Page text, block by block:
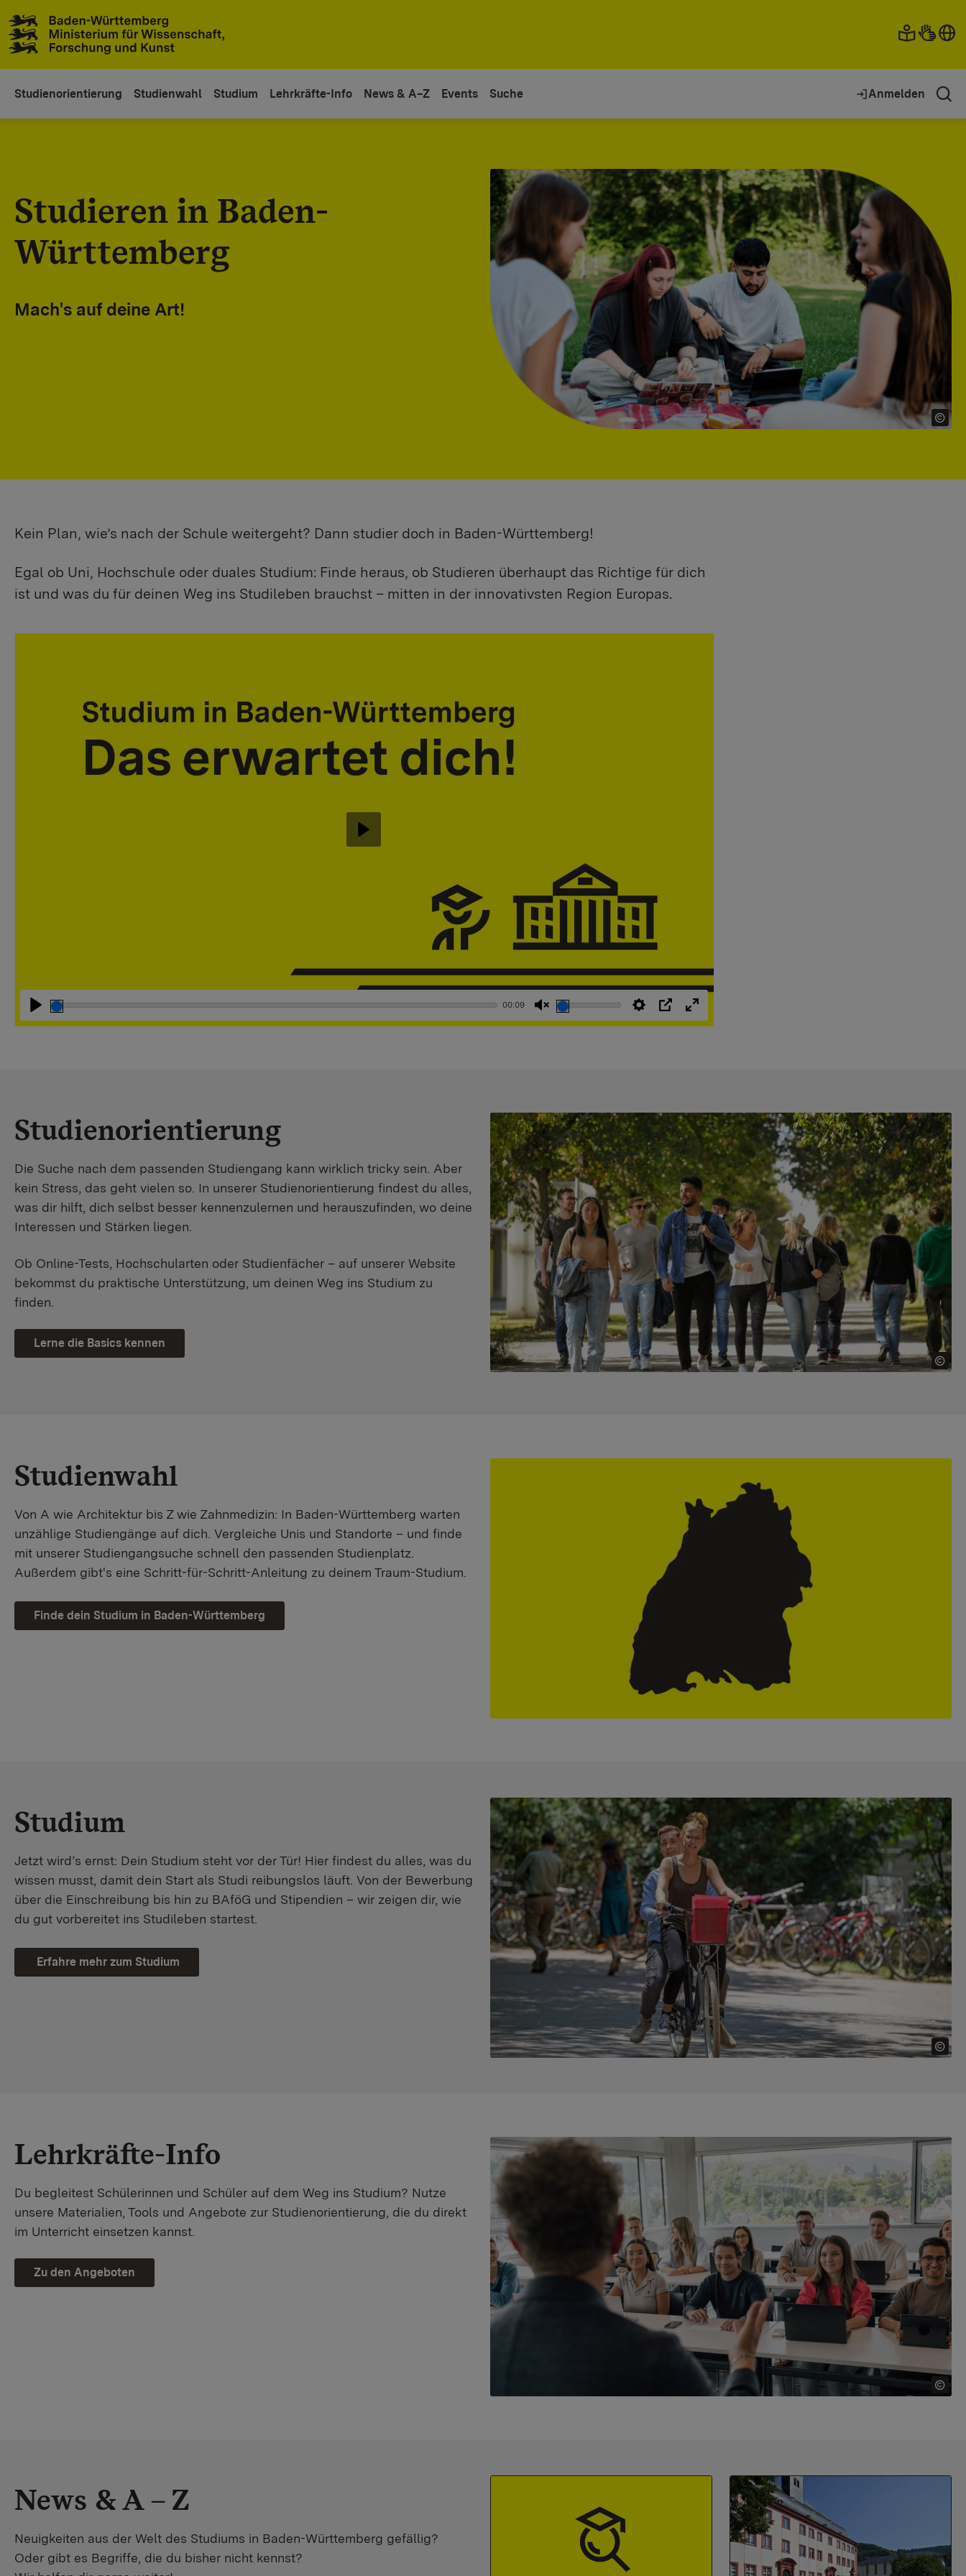
Studienorientierung Studienwahl Studium Lehrkräfte-Info News & A–Z Events Suche Anmelden
Studieren in Baden-
Württemberg
Mach's auf deine Art!
Kein Plan, wie’s nach der Schule weitergeht? Dann studier doch in Baden-Württemberg!
Egal ob Uni, Hochschule oder duales Studium: Finde heraus, ob Studieren überhaupt das Richtige für dich
ist und was du für deinen Weg ins Studileben brauchst – mitten in der innovativsten Region Europas.
Abspielen
00:09
StummschaltungEinstellungen
PIP Vollbild
Abspielen
Studienorientierung
Die Suche nach dem passenden Studiengang kann wirklich tricky sein. Aber
kein Stress, das geht vielen so. In unserer Studienorientierung findest du alles,
was dir hilft, dich selbst besser kennenzulernen und herauszufinden, wo deine
Interessen und Stärken liegen.
Ob Online-Tests, Hochschularten oder Studienfächer – auf unserer Website
bekommst du praktische Unterstützung, um deinen Weg ins Studium zu
finden.
Lerne die Basics kennen
Studienwahl
Von A wie Architektur bis Z wie Zahnmedizin: In Baden-Württemberg warten
unzählige Studiengänge auf dich. Vergleiche Unis und Standorte – und finde
mit unserer Studiengangsuche schnell den passenden Studienplatz.
Außerdem gibt's eine Schritt-für-Schritt-Anleitung zu deinem Traum-Studium.
Finde dein Studium in Baden-Württemberg
Studium
Jetzt wird’s ernst: Dein Studium steht vor der Tür! Hier findest du alles, was du
wissen musst, damit dein Start als Studi reibungslos läuft. Von der Bewerbung
über die Einschreibung bis hin zu BAföG und Stipendien – wir zeigen dir, wie
du gut vorbereitet ins Studileben startest.
Erfahre mehr zum Studium
Lehrkräfte-Info
Du begleitest Schülerinnen und Schüler auf dem Weg ins Studium? Nutze
unsere Materialien, Tools und Angebote zur Studienorientierung, die du direkt
im Unterricht einsetzen kannst.
Zu den Angeboten
News & A – Z
Neuigkeiten aus der Welt des Studiums in Baden-Württemberg gefällig?
Oder gibt es Begriffe, die du bisher nicht kennst?